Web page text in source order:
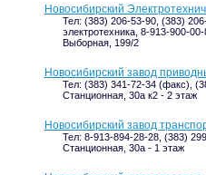
Новосибирский
Тел: (383) 206-53-90, (383)
электротехника, 8-913-900-
Выборная, 199/2
Новосибирский завод
Тел: (383) 341-72-34 (факс),
Станционная, 30а к2 - 2 этаж
Новосибирский завод
Тел: 8-913-894-28-28, (383)
Станционная, 30а - 1 этаж